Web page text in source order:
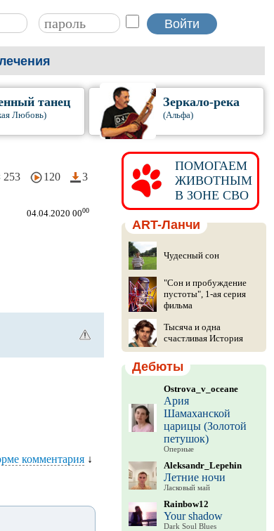
танец
Любовь)
Зеркало-река
(Альфа)
253 120 3
04.04.2020 0000
комментария ↓
ПОМОГАЕМ
ЖИВОТНЫМ
В ЗОНЕ СВО
ART-Ланчи
Чудесный сон
"Сон и пробуждение
пустоты", 1-ая серия
фильма
Тысяча и одна
счастливая История
Дебюты
Ostrova_v_oceane
Ария
Шамаханской
царицы (Золотой
петушок)
Оперные
Aleksandr_Lepehin
Летние ночи
Ласковый май
Rainbow12
Your shadow
Dark Soul Blues